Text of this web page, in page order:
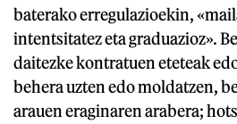
baterako erregulazioekin,
intentsitatez eta graduazioz».
daitezke kontratuen eteteak
behera uzten edo moldatzen,
arauen eraginaren arabera;